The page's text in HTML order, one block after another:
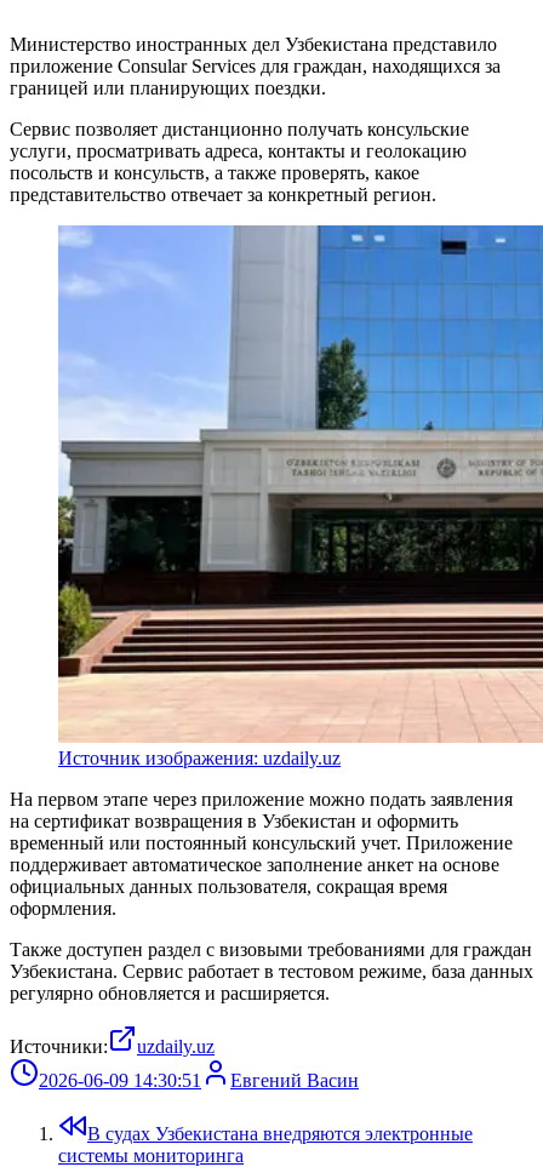
Министерство иностранных дел Узбекистана представило
приложение Consular Services для граждан, находящихся за
границей или планирующих поездки.
Сервис позволяет дистанционно получать консульские
услуги, просматривать адреса, контакты и геолокацию
посольств и консульств, а также проверять, какое
представительство отвечает за конкретный регион.
Источник изображения: uzdaily.uz
На первом этапе через приложение можно подать заявления
на сертификат возвращения в Узбекистан и оформить
временный или постоянный консульский учет. Приложение
поддерживает автоматическое заполнение анкет на основе
официальных данных пользователя, сокращая время
оформления.
Также доступен раздел с визовыми требованиями для граждан
Узбекистана. Сервис работает в тестовом режиме, база данных
регулярно обновляется и расширяется.
Источники:
uzdaily.uz
2026-06-09 14:30:51
Евгений Васин
В судах Узбекистана внедряются электронные
системы мониторинга